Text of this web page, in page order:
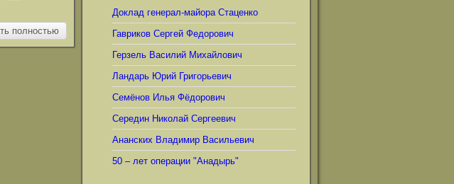
полностью
Доклад генерал-майора Стаценко
Гавриков Сергей Федорович
Герзель Василий Михайлович
Ландарь Юрий Григорьевич
Семёнов Илья Фёдорович
Середин Николай Сергеевич
Ананских Владимир Васильевич
50 – лет операции "Анадырь"